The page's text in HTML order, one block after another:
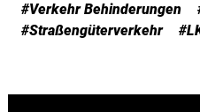
#Verkehr Behinderungen
#Straßengüterverkehr